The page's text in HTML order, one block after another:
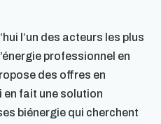
l’un des acteurs les plus
professionnel en
des offres en
en fait une solution
biénergie qui cherchent